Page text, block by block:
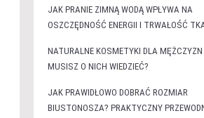
JAK PRANIE ZIMNĄ WODĄ WPŁYWA NA
OSZCZĘDNOŚĆ ENERGII I TRWAŁOŚĆ
NATURALNE KOSMETYKI DLA
MUSISZ O NICH WIEDZIEĆ?
JAK PRAWIDŁOWO DOBRAĆ ROZMIAR
BIUSTONOSZA? PRAKTYCZNY